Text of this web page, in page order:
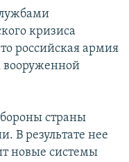
кризиса
российская армия
вооруженной
страны
В результате нее
новые системы